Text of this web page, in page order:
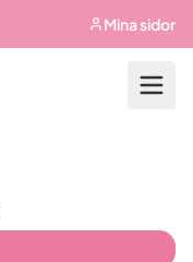
Mina sidor